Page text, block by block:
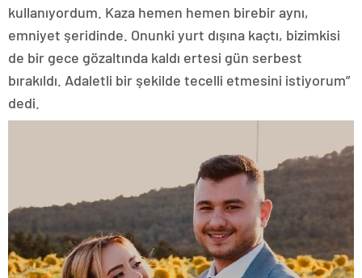
kullanıyordum. Kaza hemen hemen birebir aynı,
emniyet şeridinde. Onunki yurt dışına kaçtı, bizimkisi
de bir gece gözaltında kaldı ertesi gün serbest
bırakıldı. Adaletli bir şekilde tecelli etmesini istiyorum”
dedi.